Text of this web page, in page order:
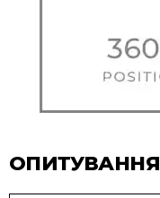
ОПИТУВАННЯ